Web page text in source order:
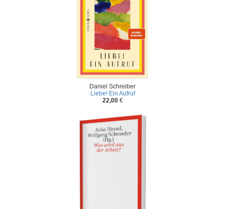
Daniel Schreiber
Liebe! Ein Aufruf
22,00€